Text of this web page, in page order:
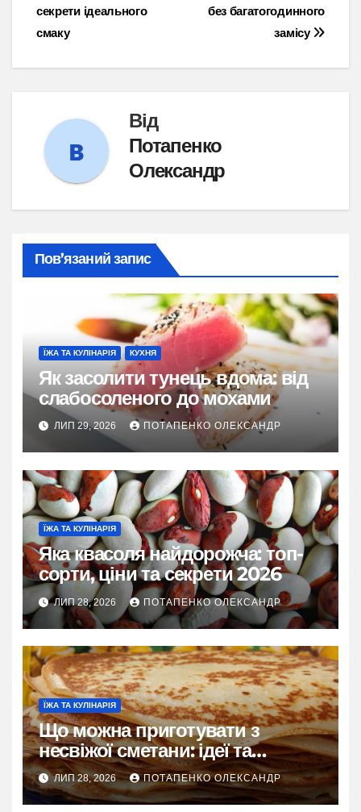
без багатогодинного
замісу
секрети ідеального
смаку
Від
Потапенко
Олександр
Пов’язаний запис
ЇЖА ТА КУЛІНАРІЯ КУХНЯ
Як засолити тунець вдома: від
слабосоленого до мохами
ЛИП 29, 2026 ПОТАПЕНКО ОЛЕКСАНДР
ЇЖА ТА КУЛІНАРІЯ
Яка квасоля найдорожча: топ-
сорти, ціни та секрети 2026
ЛИП 28, 2026 ПОТАПЕНКО ОЛЕКСАНДР
ЇЖА ТА КУЛІНАРІЯ
Що можна приготувати з
несвіжої сметани: ідеї та
рецепти
ЛИП 28, 2026 ПОТАПЕНКО ОЛЕКСАНДР